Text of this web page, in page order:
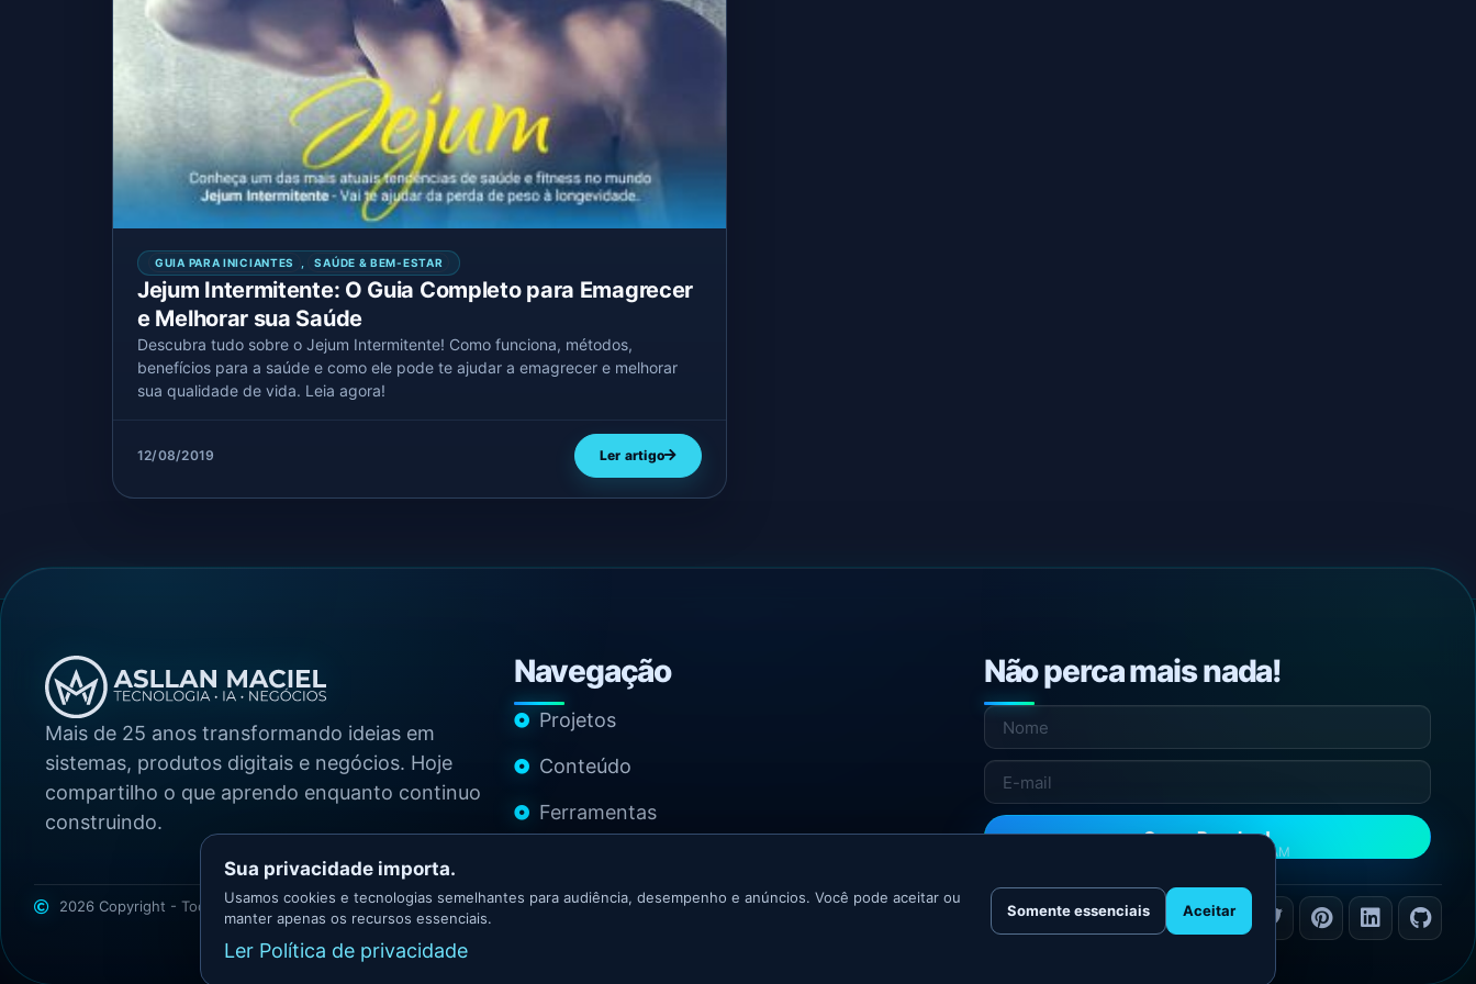
GUIA PARA INICIANTES SAÚDE & BEM-ESTAR
Jejum Intermitente: O Guia Completo para Emagrecer
e Melhorar sua Saúde
Descubra tudo sobre o Jejum Intermitente! Como funciona, métodos,
benefícios para a saúde e como ele pode te ajudar a emagrecer e melhorar
sua qualidade de vida. Leia agora!
12/08/2019 Ler artigo
Mais de 25 anos transformando ideias em
sistemas, produtos digitais e negócios. Hoje
compartilho o que aprendo enquanto continuo
construindo.
Navegação
Projetos
Conteúdo
Ferramentas
Não perca mais nada!
Quero Receber!
NÃO ENVIAMOS SPAM
2026 Copyright - Todos os direitos reservadosAsllan Maciel - Growth Marketer
Sua privacidade importa.
Usamos cookies e tecnologias semelhantes para audiência, desempenho e anúncios. Você pode aceitar ou
manter apenas os recursos essenciais.
Ler Política de privacidade
Somente essenciais Aceitar